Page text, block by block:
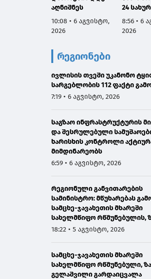
აღნიშნეს
10:08 • 6 აგვისტო,
2026
24
8:56 • 6
2026
რეგიონები
ივლისის თვეში უკანონო
სარგებლობის 112 ფაქტი
7:19 • 6 აგვისტო, 2026
საგზაო ინფრასტრუქტურის
და შესრულებული
ხარისხის კონტროლი
მიმდინარეობს
6:59 • 6 აგვისტო, 2026
რეგიონული განვითარების
სამინისტრო: მწუხარებას
სამცხე-ჯავახეთის მხარეში
სახელმწიფო რწმუნებულის,
გელაშვილის გარდაცვალების
18:22 • 5 აგვისტო, 2026
სამცხე-ჯავახეთის მხარეში
სახელმწიფო რწმუნებული,
გელაშვილი გარდაიცვალა